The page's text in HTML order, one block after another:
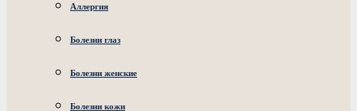
Аллергия
Болезни глаз
Болезни женские
Болезни кожи